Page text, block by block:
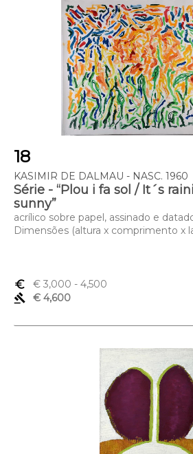
18
KASIMIR DE DALMAU - NASC. 1960
Série - “Plou i fa sol / It´s
sunny”
acrílico sobre papel, assinado e
Dimensões (altura x comprimento x
euro_symbol € 3,000 - 4,500
gavel
€ 4,600